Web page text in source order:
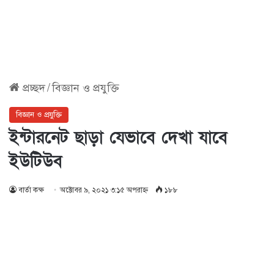
প্রচ্ছদ/বিজ্ঞান ও প্রযুক্তি
বিজ্ঞান ও প্রযুক্তি
ইন্টারনেট ছাড়া যেভাবে দেখা যাবে
ইউটিউব
বার্তা কক্ষ অক্টোবর ৯, ২০২১ ৩:১৫ অপরাহ্ণ ১৮৮